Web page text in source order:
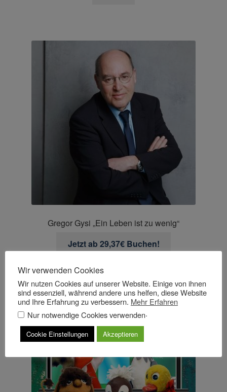
Gregor Gysi „Ein Leben ist zu wenig“
Jetzt ab 29,37€ Buchen!
Wir verwenden Cookies
Wir nutzen Cookies auf unserer Website. Einige von ihnen
sind essenziell, während andere uns helfen, diese Website
und Ihre Erfahrung zu verbessern. Mehr Erfahren
Nur notwendige Cookies verwenden.
Cookie Einstellungen Akzeptieren